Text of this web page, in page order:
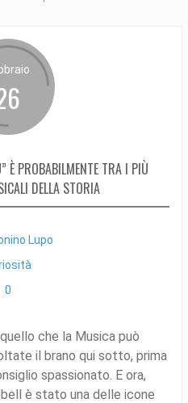
È PROBABILMENTE TRA I PIÙ
DELLA STORIA
Lupo
0
che la Musica può
il brano qui sotto, prima
spassionato. E ora,
è stato una delle icone